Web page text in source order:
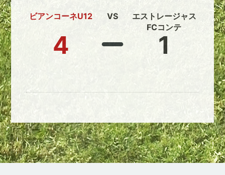
ビアンコーネU12
4
VS
エストレージャス
FCコンテ
1